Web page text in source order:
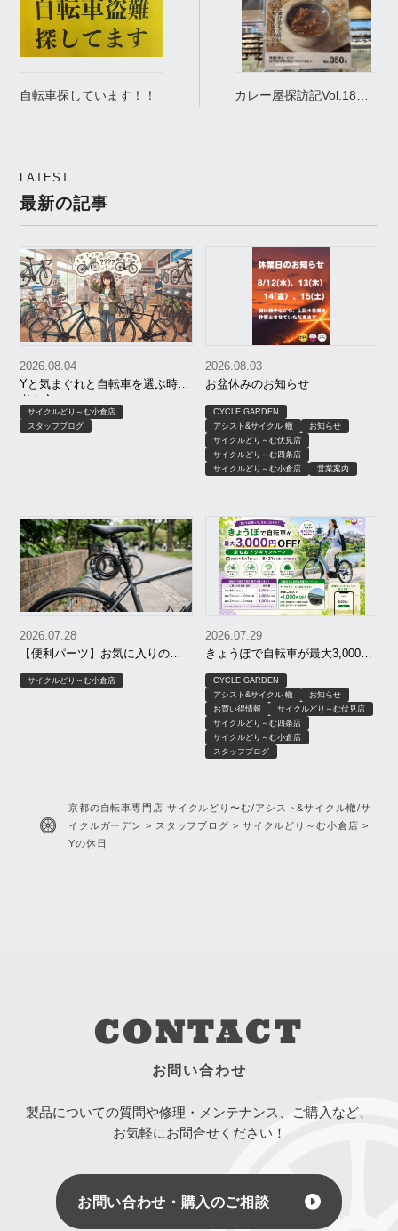
自転車探しています！！
カレー屋探訪記Vol.18🍛
LATEST
最新の記事
Yと気まぐれと自転車を選ぶ時の
考え方
2026.08.04
サイクルどり～む小倉店
スタッフブログ
お盆休みのお知らせ
2026.08.03
CYCLE GARDEN
アシスト&サイクル 轍
お知らせ
サイクルどり～む伏見店
サイクルどり～む四条店
サイクルどり～む小倉店
営業案内
【便利パーツ】お気に入りのワ
2026.07.28
サイクルどり～む小倉店
きょうぽで自転車が最大3,000円
【8月限定】｜京都 サイクルどり
～む、アシスト＆サイクル轍、
サイクルガーデン
2026.07.29
CYCLE GARDEN
アシスト&サイクル 轍
お知らせ
お買い得情報
サイクルどり～む伏見店
サイクルどり～む四条店
サイクルどり～む小倉店
スタッフブログ
京都の自転車専門店 サイクルどり〜む/アシスト&サイクル轍/サ
イクルガーデン > スタッフブログ > サイクルどり～む小倉店 >
Yの休日
CONTACT
お問い合わせ
製品についての質問や修理・メンテナンス、ご購入など、
お気軽にお問合せください！
お問い合わせ・購入のご相談